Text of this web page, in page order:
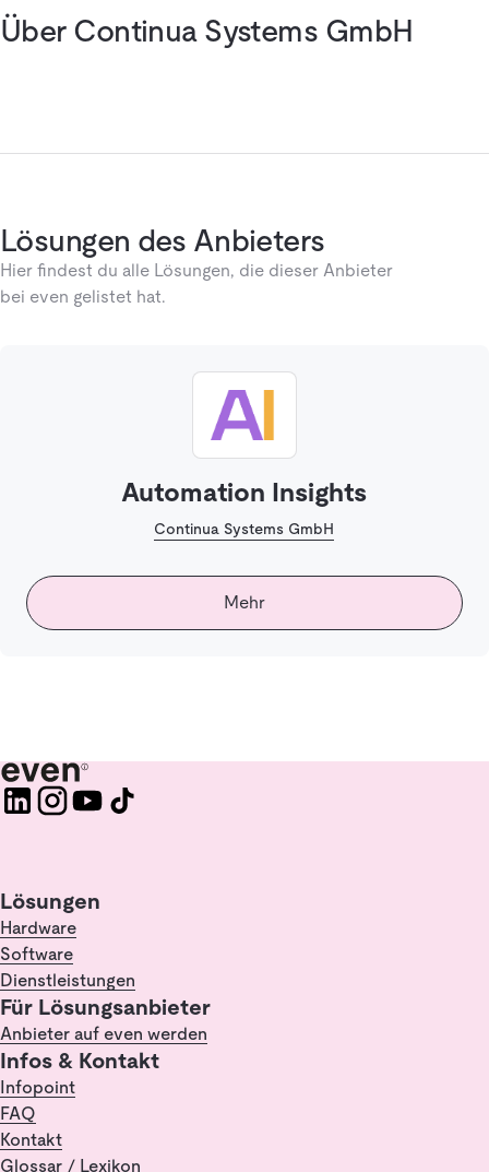
Über Continua Systems GmbH
Lösungen des Anbieters
Hier findest du alle Lösungen, die dieser Anbieter
bei even gelistet hat.
Automation Insights
Continua Systems GmbH
Mehr
Lösungen
Hardware
Software
Dienstleistungen
Für Lösungsanbieter
Anbieter auf even werden
Infos & Kontakt
Infopoint
FAQ
Kontakt
Glossar / Lexikon